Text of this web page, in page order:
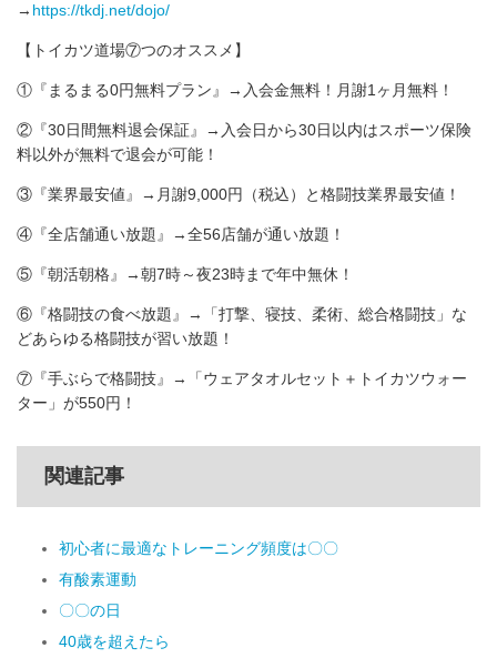
→ https://tkdj.net/dojo/
【トイカツ道場⑦つのオススメ】
①『まるまる0円無料プラン』→入会金無料！月謝1ヶ月無料！
②『30日間無料退会保証』→入会日から30日以内はスポーツ保険
料以外が無料で退会が可能！
③『業界最安値』→月謝9,000円（税込）と格闘技業界最安値！
④『全店舗通い放題』→全56店舗が通い放題！
⑤『朝活朝格』→朝7時～夜23時まで年中無休！
⑥『格闘技の食べ放題』→「打撃、寝技、柔術、総合格闘技」な
どあらゆる格闘技が習い放題！
⑦『手ぶらで格闘技』→「ウェアタオルセット＋トイカツウォー
ター」が550円！
関連記事
初心者に最適なトレーニング頻度は〇〇
有酸素運動
〇〇の日
40歳を超えたら